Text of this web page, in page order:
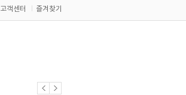
고객센터 즐겨찾기